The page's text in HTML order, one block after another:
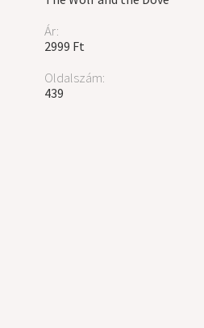
Ár:
2999 Ft
Oldalszám:
439